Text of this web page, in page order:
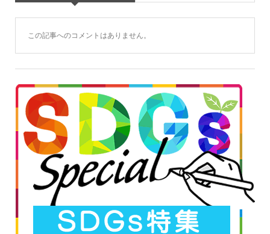
この記事へのコメントはありません。